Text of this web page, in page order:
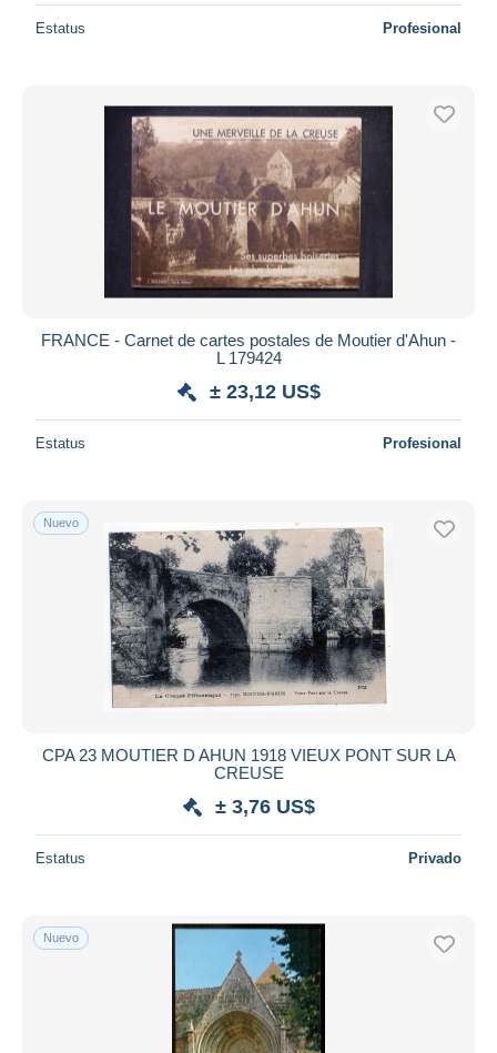
Estatus Profesional
FRANCE - Carnet de cartes postales de Moutier d'Ahun -
L 179424
± 23,12 US$
Estatus Profesional
Nuevo
CPA 23 MOUTIER D AHUN 1918 VIEUX PONT SUR LA
CREUSE
± 3,76 US$
Estatus Privado
Nuevo